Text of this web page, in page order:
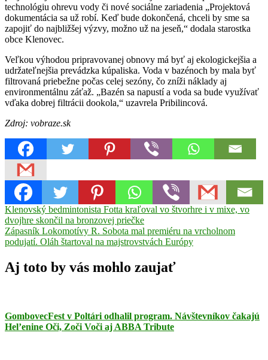
technológiu ohrevu vody či nové sociálne zariadenia „Projektová
dokumentácia sa už robí. Keď bude dokončená, chceli by sme sa
zapojiť do najbližšej výzvy, možno už na jeseň,“ dodala starostka
obce Klenovec.
Veľkou výhodou pripravovanej obnovy má byť aj ekologickejšia a
udržateľnejšia prevádzka kúpaliska. Voda v bazénoch by mala byť
filtrovaná priebežne počas celej sezóny, čo zníži náklady aj
environmentálnu záťaž. „Bazén sa napustí a voda sa bude využívať
vďaka dobrej filtrácii dookola,“ uzavrela Pribilincová.
Zdroj: vobraze.sk
Navigácia
v
článku
Previous
Post:
Klenovský bedmintonista Fotta kraľoval vo štvorhre i v mixe, vo
dvojhre skončil na bronzovej priečke
Next
Post:
Zápasník Lokomotívy R. Sobota mal premiéru na vrcholnom
podujatí. Oláh štartoval na majstrovstvách Európy
Aj toto by vás mohlo zaujať
GombovecFest v Poltári odhalil program. Návštevníkov čakajú
Hel’enine Oči, Zoči Voči aj ABBA Tribute